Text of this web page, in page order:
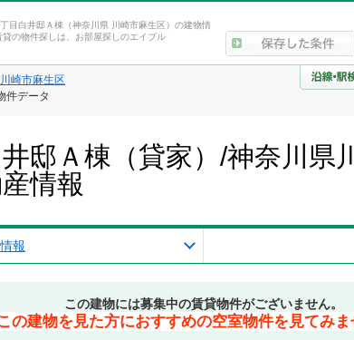
目白井邸Ａ棟（神奈川県 川崎市麻生区）の建物情
貸の物件探しは、お部屋探しのエイブル
川崎市麻生区
件データ
邸Ａ棟（貸家）/神奈川県
情報
報
この建物には募集中の賃貸物件がございません。
の建物を見た方におすすめの空室物件を見てみま